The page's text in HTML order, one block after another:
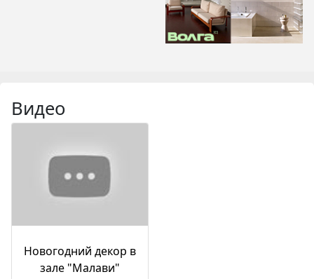
Видео
Новогодний декор в
зале "Малави"